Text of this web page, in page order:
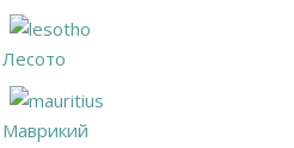
Лесото
Маврикий